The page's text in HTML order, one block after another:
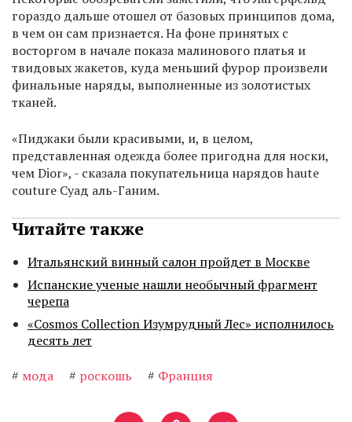
гораздо дальше отошел от базовых принципов дома,
в чем он сам признается. На фоне принятых с
восторгом в начале показа малинового платья и
твидовых жакетов, куда меньший фурор произвели
финальные наряды, выполненные из золотистых
тканей.
«Пиджаки были красивыми, и, в целом,
представленная одежда более пригодна для носки,
чем Dior», - сказала покупательница нарядов haute
couture Суад аль-Ганим.
Читайте также
Итальянский винный салон пройдет в Москве
Испанские ученые нашли необычный фрагмент
черепа
«Cosmos Collection Изумрудный Лес» исполнилось
десять лет
# мода # роскошь # Франция